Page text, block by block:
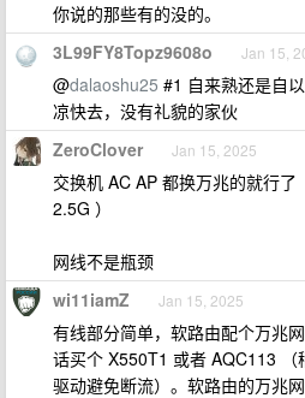
你说的那些有的没的。
3L99FY8Topz9608o Jan 15,
@dalaoshu25 #1 自来熟还是自
凉快去，没有礼貌的家伙
ZeroClover Jan 15, 2025
交换机 AC AP 都换万兆的就行
2.5G ）
网线不是瓶颈
wi11iamZ Jan 15, 2025
有线部分简单，软路由配个万兆
话买个 X550T1 或者 AQC113
驱动避免断流）。软路由的万兆